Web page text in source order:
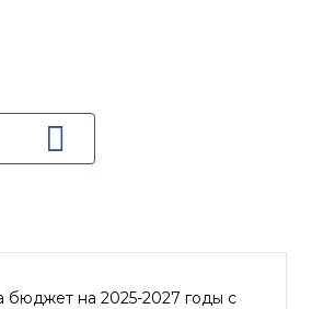
бюджет на 2025-2027 годы с